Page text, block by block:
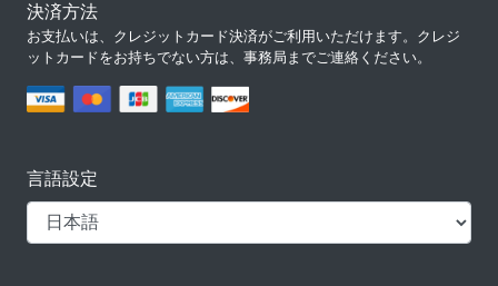
決済方法
お支払いは、クレジットカード決済がご利用いただけます。クレジ
ットカードをお持ちでない方は、事務局までご連絡ください。
言語設定